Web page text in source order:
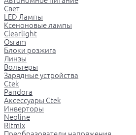
Свет
LED Лампы
Ксеноновые лампы
Clearlight
Osram
Блоки розжига
Линзы
Вольтеры
Зарядные устройства
Ctek
Pandora
Аксессуары Ctek
Инверторы
Neoline
Ritmix